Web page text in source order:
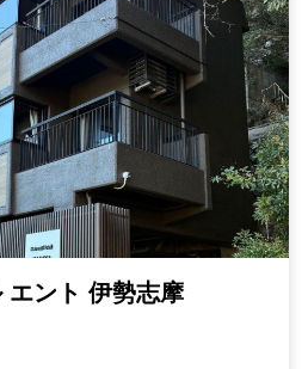
エント 伊勢志摩